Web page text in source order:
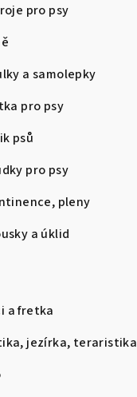
pro psy
a samolepky
pro psy
psů
pro psy
pleny
a úklid
a fretka
jezírka, teraristika